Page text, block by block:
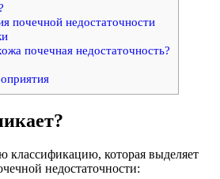
почечной недостаточности
почечная недостаточность?
классификацию, которая выделяет
недостаточности: